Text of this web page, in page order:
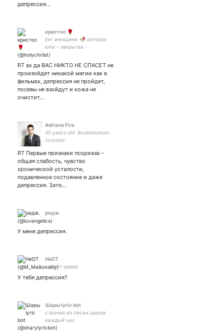
депрессия…
кристос 🌹
tw! женщина 🥀 авторка
юпа - закрытка -
RT ах да ВАС НИКТО НЕ СПАСЕТ не
произойдет никакой магии как в
фильмах, депрессия не пройдет,
посевы не взойдут и кожа не
очистит…
Adriano Fire
35 years old. Businessman.
Investor.
RT Первые признаки псориаза –
общая слабость, чувство
хронической усталости,
подавленное состояние и даже
депрессия. Зате…
редж.
У меня депрессия.
HeDT
артист цирка
У тебя депрессия?
Шары lyric bot
строчки из песен шаров
каждый час